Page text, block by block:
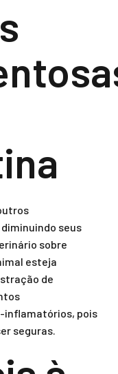
seus
sobre
esteja
de
pois
seguras.